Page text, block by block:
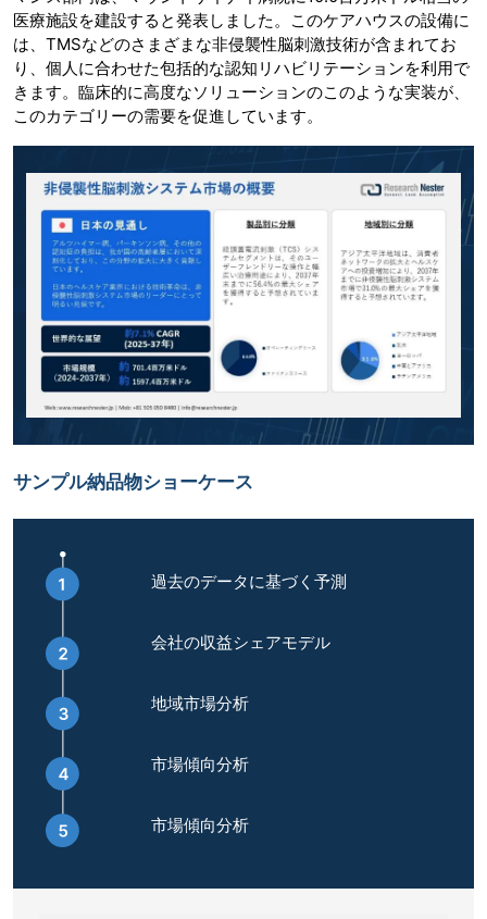
医療施設を建設すると発表しました。このケアハウスの設備に
は、TMSなどのさまざまな非侵襲性脳刺激技術が含まれてお
り、個人に合わせた包括的な認知リハビリテーションを利用で
きます。臨床的に高度なソリューションのこのような実装が、
このカテゴリーの需要を促進しています。
サンプル納品物ショーケース
過去のデータに基づく予測
会社の収益シェアモデル
地域市場分析
市場傾向分析
市場傾向分析